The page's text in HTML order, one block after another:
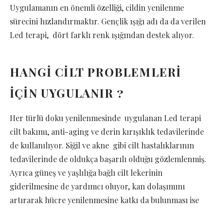
Uygulamanın en önemli özelliği, cildin yenilenme
sürecini hızlandırmaktır. Gençlik ışığı adı da da verilen
Led terapi, dört farklı renk ışığından destek alıyor.
HANGİ CİLT PROBLEMLERİ
İÇİN UYGULANIR ?
Her türlü doku yenilenmesinde uygulanan Led terapi
cilt bakımı, anti-aging ve derin kırışıklık tedavilerinde
de kullanılıyor. Siğil ve akne gibi cilt hastalıklarının
tedavilerinde de oldukça başarılı olduğu gözlemlenmiş.
Ayrıca güneş ve yaşlılığa bağlı cilt lekerinin
giderilmesine de yardımcı oluyor, kan dolaşımını
artırarak hücre yenilenmesine katkı da bulunması ise